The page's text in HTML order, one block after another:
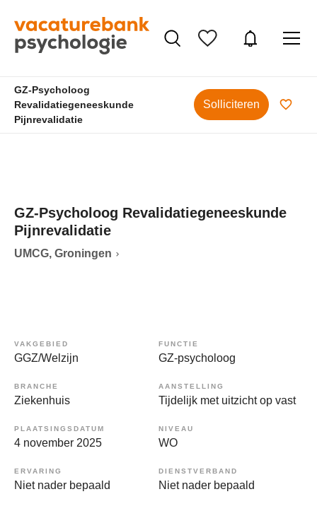
GZ-Psycholoog
Revalidatiegeneeskunde
Pijnrevalidatie
Solliciteren
GZ-Psycholoog Revalidatiegeneeskunde
Pijnrevalidatie
UMCG, Groningen
VAKGEBIED
GGZ/Welzijn
FUNCTIE
GZ-psycholoog
BRANCHE
Ziekenhuis
AANSTELLING
Tijdelijk met uitzicht op vast
PLAATSINGSDATUM
4 november 2025
NIVEAU
WO
ERVARING
Niet nader bepaald
DIENSTVERBAND
Niet nader bepaald